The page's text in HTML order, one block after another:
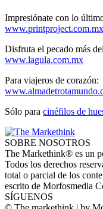
Impresiónate con lo
www.printproject.com.mx
Disfruta el pecado más
www.lagula.com.mx
Para viajeros de corazón:
Sólo para cinéfilos de
SOBRE NOSOTROS
The Markethink® es un
Todos los derechos
total o parcial de los
escrito de Morfosmedia
SÍGUENOS